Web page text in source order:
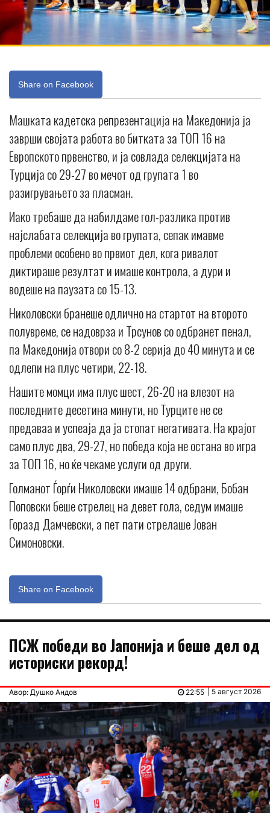
Share on Facebook
Машката кадетска репрезентација на Македонија ја
заврши својата работа во битката за ТОП 16 на
Европското првенство, и ја совлада селекцијата на
Турција со 29-27 во мечот од групата 1 во
разигрувањето за пласман.
Иако требаше да набилдаме гол-разлика против
најслабата селекција во групата, сепак имавме
проблеми особено во првиот дел, кога ривалот
диктираше резултат и имаше контрола, а дури и
водеше на паузата со 15-13.
Николовски бранеше одлично на стартот на второто
полувреме, се надоврза и Трсунов со одбранет пенал,
па Македонија отвори со 8-2 серија до 40 минута и се
одлепи на плус четири, 22-18.
Нашите момци има плус шест, 26-20 на влезот на
последните десетина минути, но Турците не се
предаваа и успеаja да ја стопат негативата. На крајот
само плус два, 29-27, но победа која не остана во игра
за ТОП 16, но ќе чекаме услуги од други.
Голманот Ѓорѓи Николовски имаше 14 одбрани, Бобан
Поповски беше стрелец на девет гола, седум имаше
Горазд Дамчевски, а пет пати стрелаше Јован
Симоновски.
Share on Facebook
ПСЖ победи во Јапонија и беше дел од
историски рекорд!
Авор: Душко Андов | 5 август 2026
22:55